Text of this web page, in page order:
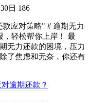
日 186
应对策略" # 逾期无力
，轻松帮你上岸！ 最
无力还款的困境，压力
了焦虑和无奈，你还有